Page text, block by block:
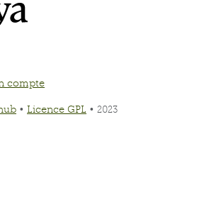
compte
• Licence GPL • 2023